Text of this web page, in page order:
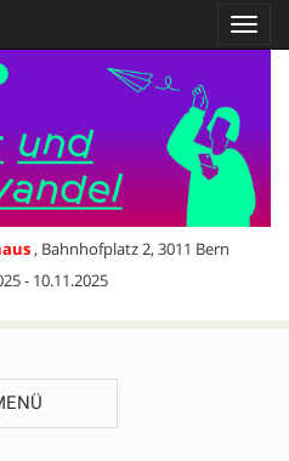
, Bahnhofplatz 2, 3011 Bern
- 10.11.2025